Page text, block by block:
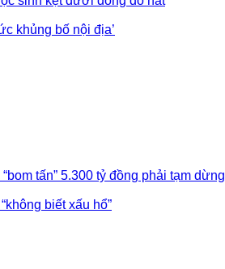
khủng bố nội địa’
tấn” 5.300 tỷ đồng phải tạm dừng
biết xấu hổ”